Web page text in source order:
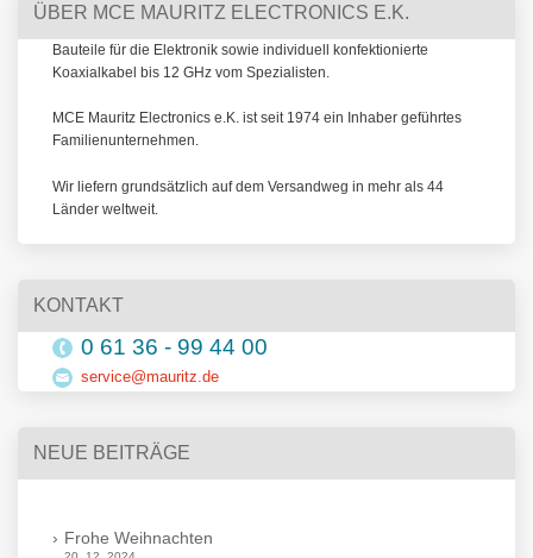
ÜBER MCE MAURITZ ELECTRONICS E.K.
Bauteile für die Elektronik sowie individuell konfektionierte
Koaxialkabel bis 12 GHz vom Spezialisten.
MCE Mauritz Electronics e.K. ist seit 1974 ein Inhaber geführtes
Familienunternehmen.
Wir liefern grundsätzlich auf dem Versandweg in mehr als 44
Länder weltweit.
KONTAKT
0 61 36 - 99 44 00
service@mauritz.de
NEUE BEITRÄGE
Frohe Weihnachten